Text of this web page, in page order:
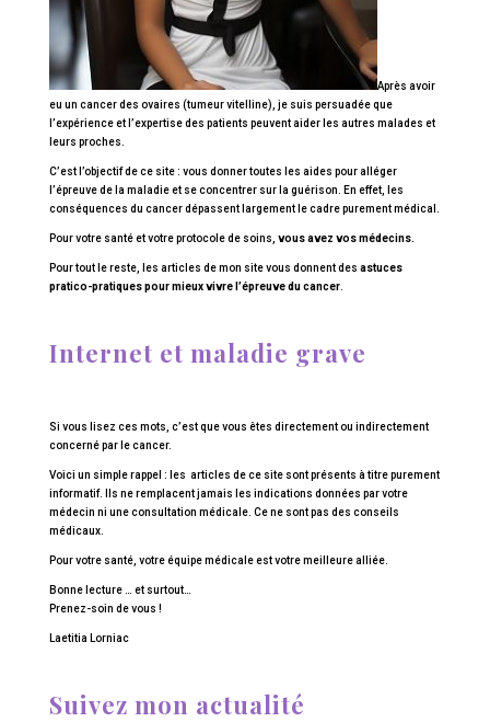
Après avoir
eu un cancer des ovaires (tumeur vitelline), je suis persuadée que
l’expérience et l’expertise des patients peuvent aider les autres malades et
leurs proches.
C’est l’objectif de ce site : vous donner toutes les aides pour alléger
l’épreuve de la maladie et se concentrer sur la guérison. En effet, les
conséquences du cancer dépassent largement le cadre purement médical.
Pour votre santé et votre protocole de soins, vous avez vos médecins.
Pour tout le reste, les articles de mon site vous donnent des astuces
pratico-pratiques pour mieux vivre l’épreuve du cancer.
Internet et maladie grave
Si vous lisez ces mots, c’est que vous êtes directement ou indirectement
concerné par le cancer.
Voici un simple rappel : les articles de ce site sont présents à titre purement
informatif. Ils ne remplacent jamais les indications données par votre
médecin ni une consultation médicale. Ce ne sont pas des conseils
médicaux.
Pour votre santé, votre équipe médicale est votre meilleure alliée.
Bonne lecture … et surtout…
Prenez-soin de vous !
Laetitia Lorniac
Suivez mon actualité